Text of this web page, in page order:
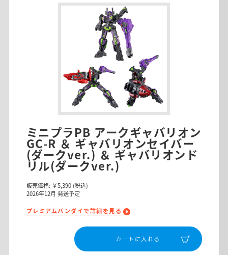
ミニプラPB アークギャバリオン
GC-R ＆ ギャバリオンセイバー
(ダークver.) ＆ ギャバリオンド
リル(ダークver.)
販売価格: ￥5,390 (税込)
2026年12月 発送予定
プレミアムバンダイで詳細を見る
カートに入れる